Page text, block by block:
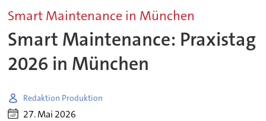
Smart Maintenance in München
Smart Maintenance: Praxistag
2026 in München
Redaktion Produktion
27. Mai 2026